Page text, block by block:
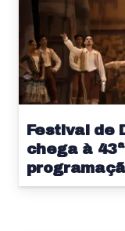
Festival de
chega à